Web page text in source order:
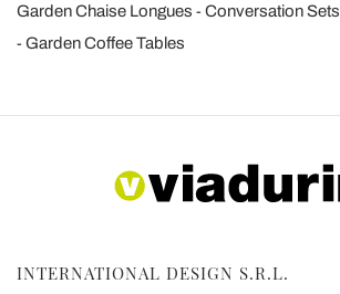
Garden Chaise Longues Conversation Sets
Garden Coffee Tables
INTERNATIONAL DESIGN S.R.L.